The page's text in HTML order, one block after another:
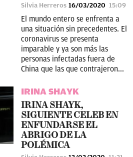
Silvia Herreros 16/03/2020 15:09
El mundo entero se enfrenta a
una situación sin precedentes. El
coronavirus se presenta
imparable y ya son más las
personas infectadas fuera de
China que las que contrajeron...
IRINA SHAYK
IRINA SHAYK,
SIGUIENTE CELEB EN
ENFUNDARSE EL
ABRIGO DE LA
POLÉMICA